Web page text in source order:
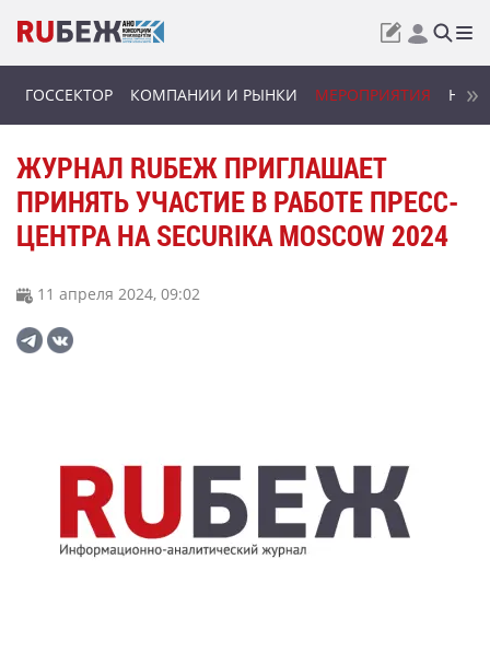
ГОССЕКТОР КОМПАНИИ И РЫНКИ МЕРОПРИЯТИЯ
ЖУРНАЛ RUБЕЖ ПРИГЛАШАЕТ
ПРИНЯТЬ УЧАСТИЕ В РАБОТЕ ПРЕСС-
ЦЕНТРА НА SECURIKA MOSCOW 2024
11 апреля 2024, 09:02